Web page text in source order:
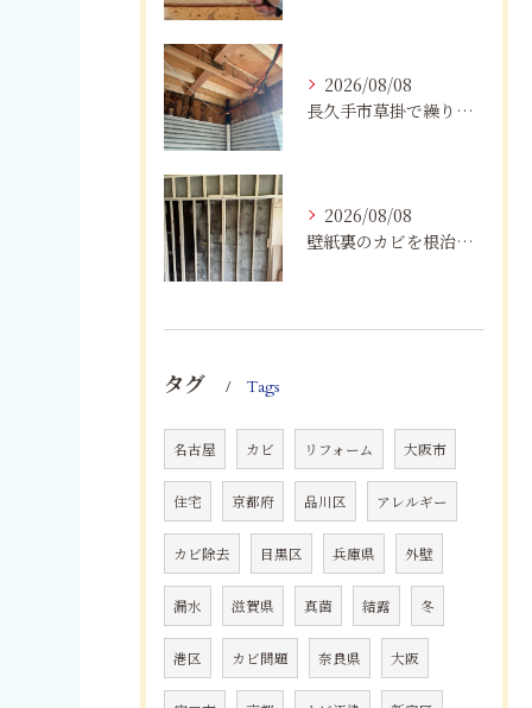
2026/08/08
長久手市草掛で繰り返すカビにお困りの方へ｜原因から解決策まで紹介
2026/08/08
壁紙裏のカビを根治！下地交換と防カビリフォームの重要性
タグ Tags
名古屋 カビ リフォーム 大阪市
住宅 京都府 品川区 アレルギー
カビ除去 目黒区 兵庫県 外壁
漏水 滋賀県 真菌 結露 冬
港区 カビ問題 奈良県 大阪